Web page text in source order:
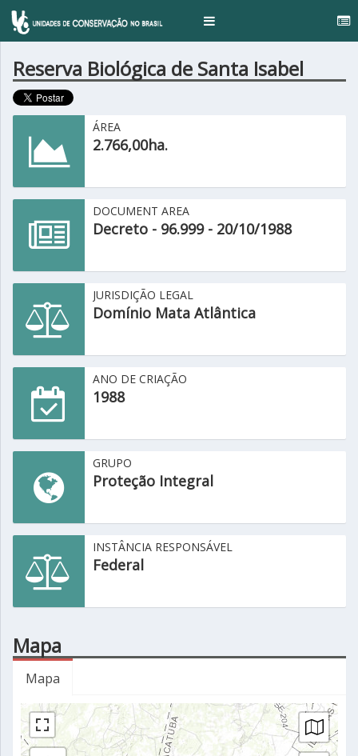
Toggle
Reserva Biológica de Santa Isabel
ÁREA
2.766,00ha.
DOCUMENT AREA
Decreto - 96.999 - 20/10/1988
JURISDIÇÃO LEGAL
Domínio Mata Atlântica
ANO DE CRIAÇÃO
1988
GRUPO
Proteção Integral
INSTÂNCIA RESPONSÁVEL
Federal
Mapa
Mapa